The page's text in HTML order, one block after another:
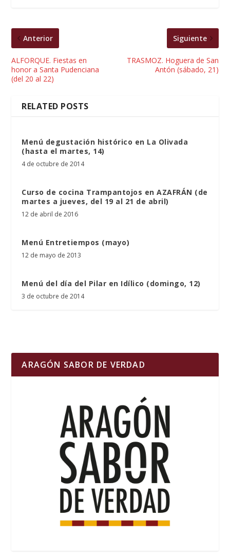
Anterior
ALFORQUE. Fiestas en
honor a Santa Pudenciana
(del 20 al 22)
Siguiente
TRASMOZ. Hoguera de San
Antón (sábado, 21)
RELATED POSTS
Menú degustación histórico en La Olivada
(hasta el martes, 14)
4 de octubre de 2014
Curso de cocina Trampantojos en AZAFRÁN (de
martes a jueves, del 19 al 21 de abril)
12 de abril de 2016
Menú Entretiempos (mayo)
12 de mayo de 2013
Menú del día del Pilar en Idílico (domingo, 12)
3 de octubre de 2014
ARAGÓN SABOR DE VERDAD